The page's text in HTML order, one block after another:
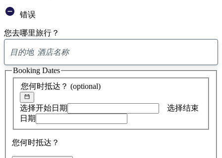
错误
您去哪里旅行？
找
到
您何时抵达？ (optional)
选择开始日期
选择结束
日期
您何时抵达？
Booking Dates